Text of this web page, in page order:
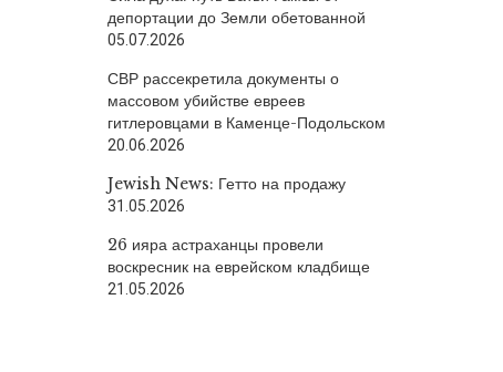
депортации до Земли обетованной
05.07.2026
СВР рассекретила документы о
массовом убийстве евреев
гитлеровцами в Каменце-Подольском
20.06.2026
Jewish News: Гетто на продажу
31.05.2026
26 ияра астраханцы провели
воскресник на еврейском кладбище
21.05.2026